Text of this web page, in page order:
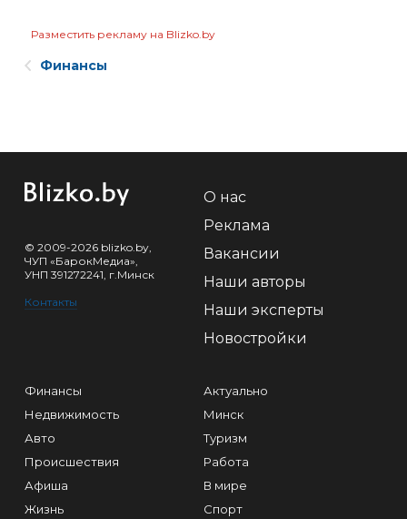
Разместить рекламу на Blizko.by
Финансы
© 2009-2026 blizko.by,
ЧУП «БарокМедиа»,
УНП 391272241, г.Минск
Контакты
О нас
Реклама
Вакансии
Наши авторы
Наши эксперты
Новостройки
Финансы
Недвижимость
Авто
Происшествия
Афиша
Жизнь
Актуально
Минск
Туризм
Работа
В мире
Спорт